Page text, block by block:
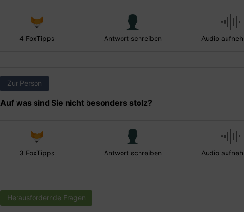
4 FoxTipps Antwort schreiben Audio
Zur Person
Auf was sind Sie nicht besonders stolz?
3 FoxTipps Antwort schreiben Audio
Herausfordernde Fragen